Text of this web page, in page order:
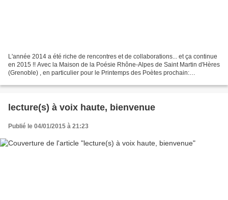
L'année 2014 a été riche de rencontres et de collaborations... et ça continue
en 2015 !! Avec la Maison de la Poésie Rhône-Alpes de Saint Martin d'Hères
(Grenoble) , en particulier pour le Printemps des Poètes prochain:
lecture(s) à voix haute, bienvenue
Publié le 04/01/2015 à 21:23